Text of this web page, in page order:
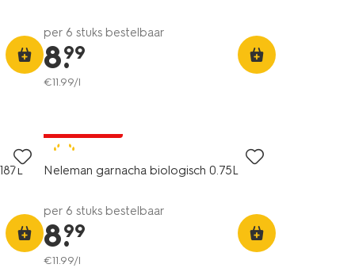
per 6 stuks bestelbaar
8.
99
€11.99/l
8.5
Neleman garnacha biologisch 0.75L
per 6 stuks bestelbaar
8.
99
€11.99/l